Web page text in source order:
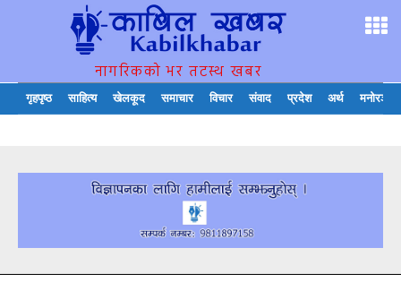
नागरिकको भर तटस्थ खबर
गृहपृष्ठ साहित्य खेलकूद समाचार विचार संवाद प्रदेश अर्थ मनोरञ्जन